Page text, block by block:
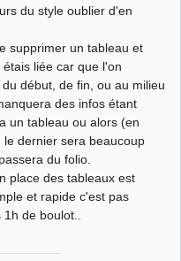
du style oublier d'en
supprimer un tableau et
liée car que l'on
début, de fin, ou au milieu
des infos étant
un tableau ou alors (en
dernier sera beaucoup
du folio.
place des tableaux est
et rapide c'est pas
de boulot..